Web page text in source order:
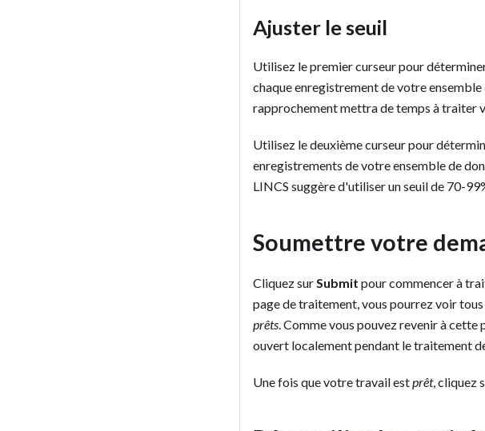
Ajuster le seuil
Utilisez le premier curseur pour
chaque enregistrement de votre ensemble
rapprochement mettra de temps à traiter
Utilisez le deuxième curseur pour
enregistrements de votre ensemble de
LINCS suggère d'utiliser un seuil de 70-
Soumettre votre
Cliquez sur Submit pour commencer à
page de traitement, vous pourrez voir
prêts . Comme vous pouvez revenir à
ouvert localement pendant le traitement
Une fois que votre travail estprêt, cliquez